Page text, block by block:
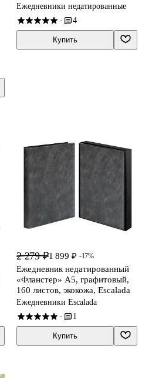
Ежедневники недатированные
· 4
Купить
2 279 ₽1 899 ₽ -17%
Ежедневник недатированный
«Фланстер» А5, графитовый,
160 листов, экокожа, Escalada
Ежедневники Escalada
· 1
Купить